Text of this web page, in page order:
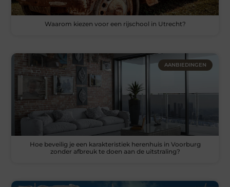
Waarom kiezen voor een rijschool in Utrecht?
AANBIEDINGEN
Hoe beveilig je een karakteristiek herenhuis in Voorburg
zonder afbreuk te doen aan de uitstraling?